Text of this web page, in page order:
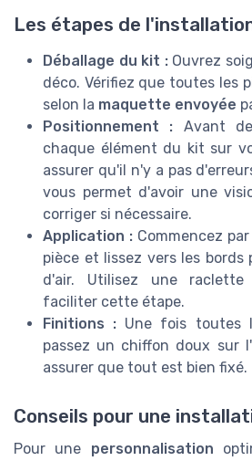
Les étapes de
Déballage du kit :Ouvrez
déco. Vérifiez que toutes les
selon la maquette envoyée
Positionnement : Avant
chaque élément du kit sur
assurer qu'il n'y a pas
vous permet d'avoir une
corriger si nécessaire.
Application : Commencez
pièce et lissez vers les bords
d'air. Utilisez une
faciliter cette étape.
Finitions : Une fois toutes
passez un chiffon doux sur
assurer que tout est bien fixé.
Conseils pour une
Pour une personnalisation